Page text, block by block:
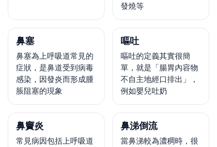
發燒等
鼻塞
鼻塞為上呼吸道常見的
症狀，是鼻道受到病毒
感染，因發炎而形成腫
脹阻塞的現象
嘔吐
嘔吐的定義其實很簡
單，就是「腸胃內容物
不自主地經口排出」，
例如嬰兒吐奶
鼻竇炎
常見病因包括上呼吸道
鼻涕倒流
當鼻涕較為濃稠時，很